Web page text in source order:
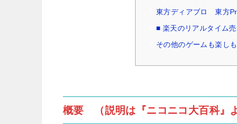
東方ディアブロ 東方
■ 楽天のリアルタイム
その他のゲームも楽し
概要 （説明は『ニコニコ大百科』よ